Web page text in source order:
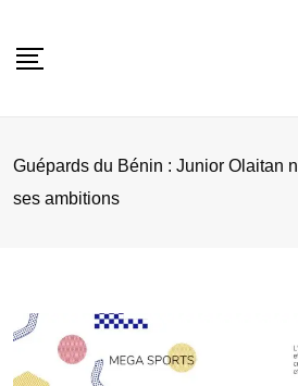
Guépards du Bénin : Junior Olaitan
ses ambitions